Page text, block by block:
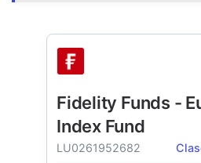
Fidelity Funds -
Index Fund
LU0261952682